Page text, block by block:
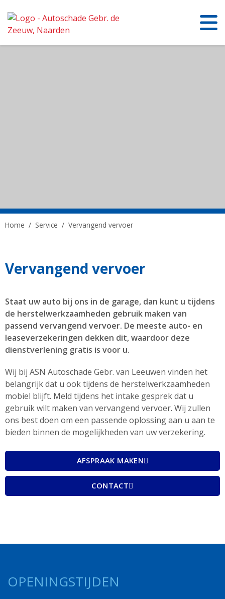
Home / Service / Vervangend vervoer
Vervangend vervoer
Staat uw auto bij ons in de garage, dan kunt u tijdens
de herstelwerkzaamheden gebruik maken van
passend vervangend vervoer. De meeste auto- en
leaseverzekeringen dekken dit, waardoor deze
dienstverlening gratis is voor u.
Wij bij ASN Autoschade Gebr. van Leeuwen vinden het
belangrijk dat u ook tijdens de herstelwerkzaamheden
mobiel blijft. Meld tijdens het intake gesprek dat u
gebruik wilt maken van vervangend vervoer. Wij zullen
ons best doen om een passende oplossing aan u aan te
bieden binnen de mogelijkheden van uw verzekering.
AFSPRAAK MAKEN
CONTACT
OPENINGSTIJDEN